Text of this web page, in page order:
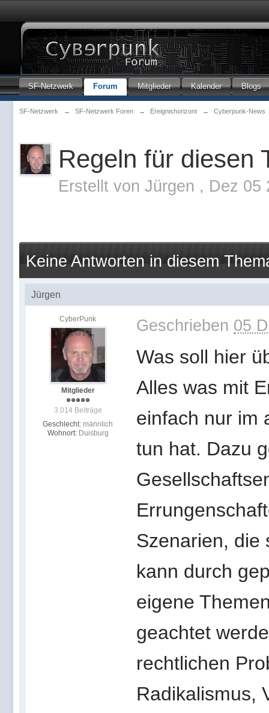
SF-Netzwerk Forum Mitglieder Kalender Blogs
SF-Netzwerk → SF-Netzwerk Foren → Ereignishorizont → Cyberpunk-News
Regeln für diesen
Erstellt von Jürgen , Dez 05
Keine Antworten in diesem
Jürgen
CyberPunk
Mitglieder
3.014 Beiträge
Geschlecht: männlich
Wohnort: Duisburg
Geschrieben 05
Was soll hier
Alles was mit
einfach nur im
tun hat. Dazu
Szenarien, die
kann durch
eigene
geachtet
rechtlichen
Radikalismus,